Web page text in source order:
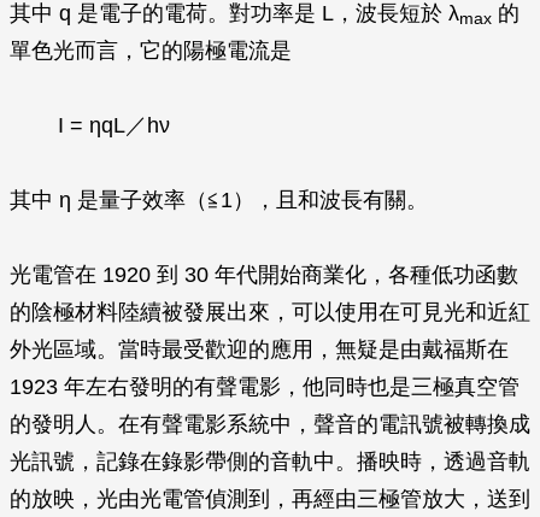
其中 q 是電子的電荷。對功率是 L ，波長短於 λmax 的
單色光而言，它的陽極電流是
I = ηqL／ hν
其中 η 是量子效率（≦1），且和波長有關。
光電管在 1920 到 30 年代開始商業化，各種低功函數
的陰極材料陸續被發展出來，可以使用在可見光和近紅
外光區域。當時最受歡迎的應用，無疑是由戴福斯在
1923 年左右發明的有聲電影，他同時也是三極真空管
的發明人。在有聲電影系統中，聲音的電訊號被轉換成
光訊號，記錄在錄影帶側的音軌中。播映時，透過音軌
的放映，光由光電管偵測到，再經由三極管放大，送到